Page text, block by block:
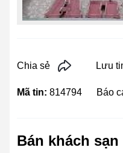
Chia sẻ Lưu
Mã tin: 814794 Báo
Bán khách